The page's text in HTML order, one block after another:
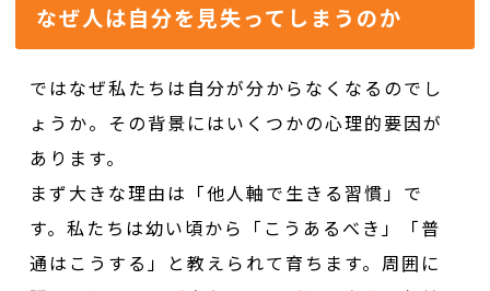
なぜ人は自分を見失ってしまうのか
ではなぜ私たちは自分が分からなくなるのでし
ょうか。その背景にはいくつかの心理的要因が
あります。
まず大きな理由は「他人軸で生きる習慣」で
す。私たちは幼い頃から「こうあるべき」「普
通はこうする」と教えられて育ちます。周囲に